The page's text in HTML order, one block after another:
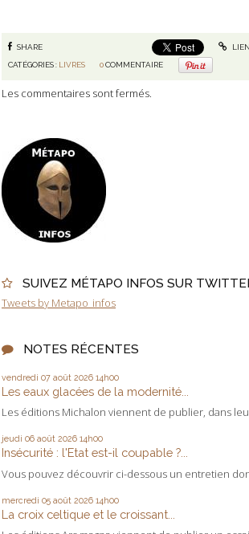
SUIVEZ MÉTAPO INFOS SUR
Tweets by Metapo_infos
NOTES RÉCENTES
vendredi 07 août 2026 14h00
Les eaux glacées de la modernité...
Les éditions Michalon viennent de publier, dans
jeudi 06 août 2026 14h00
Insécurité : l'Etat est-il coupable ?...
Vous pouvez découvrir ci-dessous un entretien
mercredi 05 août 2026 14h00
La croix celtique et le croissant...
SHARE
CATÉGORIES : LIVRES 0 COMMENTAIRE
Les commentaires sont fermés.